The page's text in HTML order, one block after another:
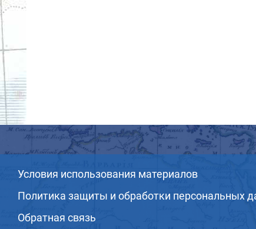
Условия использования материалов
Политика защиты и обработки персональных
Обратная связь